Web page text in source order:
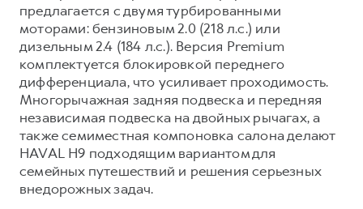
предлагается с двумя турбированными
моторами: бензиновым 2.0 (218 л.с.) или
дизельным 2.4 (184 л.с.). Версия Premium
комплектуется блокировкой переднего
дифференциала, что усиливает проходимость.
Многорычажная задняя подвеска и передняя
независимая подвеска на двойных рычагах, а
также семиместная компоновка салона делают
HAVAL H9 подходящим вариантом для
семейных путешествий и решения серьезных
внедорожных задач.